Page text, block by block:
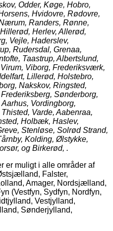
Odder, Køge, Hobro,
Hvidovre, Rødovre,
Randers, Rønne,
Herlev, Allerød,
Vejle, Haderslev,
Rudersdal, Grenaa,
Taastrup, Albertslund,
Viborg, Frederiksværk,
Lillerød, Holstebro,
Nakskov, Ringsted,
Sønderborg,
Vordingborg,
Varde, Aabenraa,
Holbæk, Haslev,
Stenløse, Solrød Strand,
Kolding, Ølstykke,
og Birkerød, .
er muligt i alle områder af
Falster,
Amager, Nordsjælland,
(Vestfyn, Sydfyn, Nordfyn,
Vestjylland,
Sønderjylland,